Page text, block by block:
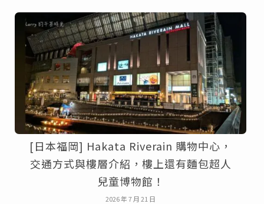
[日本福岡] Hakata Riverain 購物中心，
交通方式與樓層介紹，樓上還有麵包超人
兒童博物館！
2026 年 7 月 21 日